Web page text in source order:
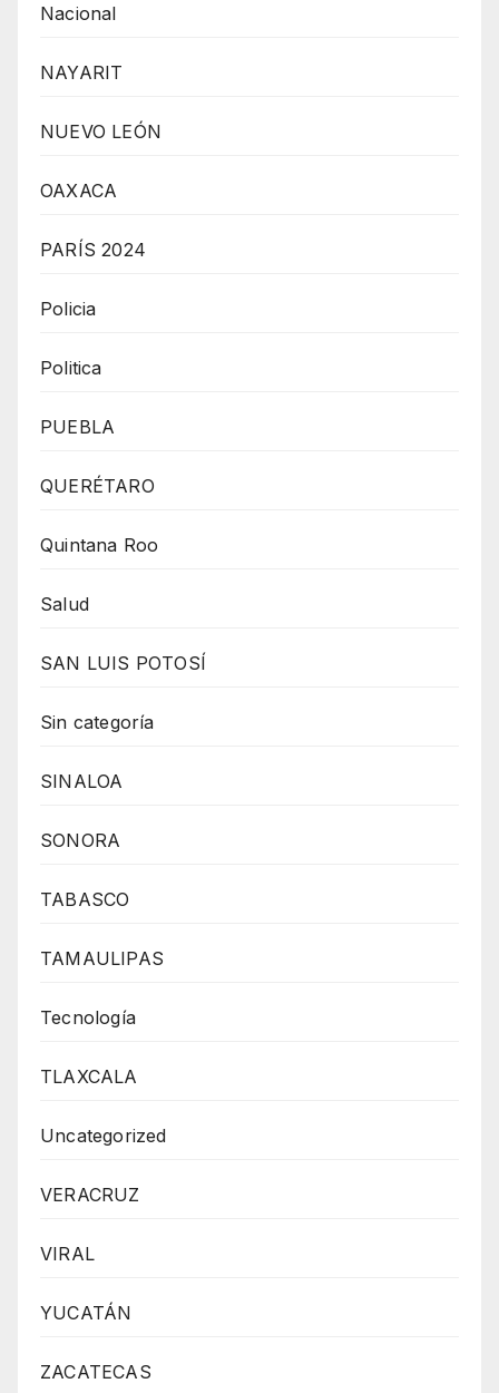
Nacional
NAYARIT
NUEVO LEÓN
OAXACA
PARÍS 2024
Policia
Politica
PUEBLA
QUERÉTARO
Quintana Roo
Salud
SAN LUIS POTOSÍ
Sin categoría
SINALOA
SONORA
TABASCO
TAMAULIPAS
Tecnología
TLAXCALA
Uncategorized
VERACRUZ
VIRAL
YUCATÁN
ZACATECAS